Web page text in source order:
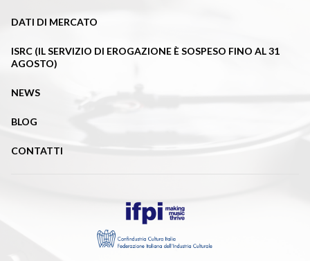
DATI DI MERCATO
ISRC (IL SERVIZIO DI EROGAZIONE È SOSPESO FINO AL 31
AGOSTO)
NEWS
BLOG
CONTATTI